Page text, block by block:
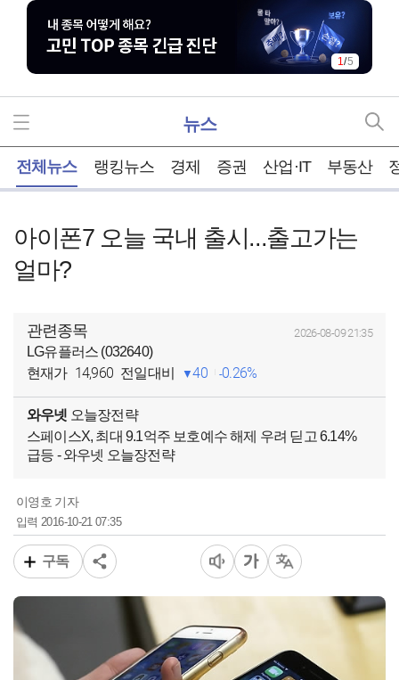
1/5
뉴스
전체뉴스 랭킹뉴스 경제 증권 산업·IT 부동산
아이폰7 오늘 국내 출시...출고가는
얼마?
관련종목 2026-08-09 21:35
LG유플러스 (032640)
현재가 14,960 전일대비 40 0.26%
와우넷 오늘장전략
스페이스X, 최대 9.1억주 보호예수 해제 우려 딛고 6.14%
급등 - 와우넷 오늘장전략
이영호 기자
입력2016-10-21 07:35
구독